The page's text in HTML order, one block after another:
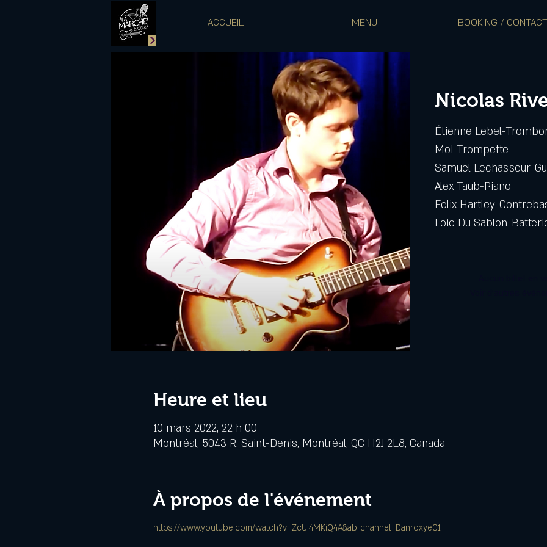
ACCUEIL MENU BOOKING / CONTACT
Nicolas
Étienne Lebel-
Moi-Trompette
Samuel Lechasseur-
Alex Taub-Piano
Felix Hartley-
Loic Du Sablon-
Heure et lieu
10 mars 2022, 22 h 00
Montréal, 5043 R. Saint-Denis, Montréal, QC H2J 2L8, Canada
À propos de l'événement
https://www.youtube.com/watch?v=ZcUi4MKiQ4A&ab_channel=Danroxye01